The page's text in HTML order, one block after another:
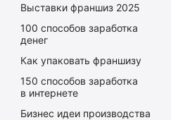
Выставки франшиз 2025
100 способов заработка
денег
Как упаковать франшизу
150 способов заработка
в интернете
Бизнес идеи производства